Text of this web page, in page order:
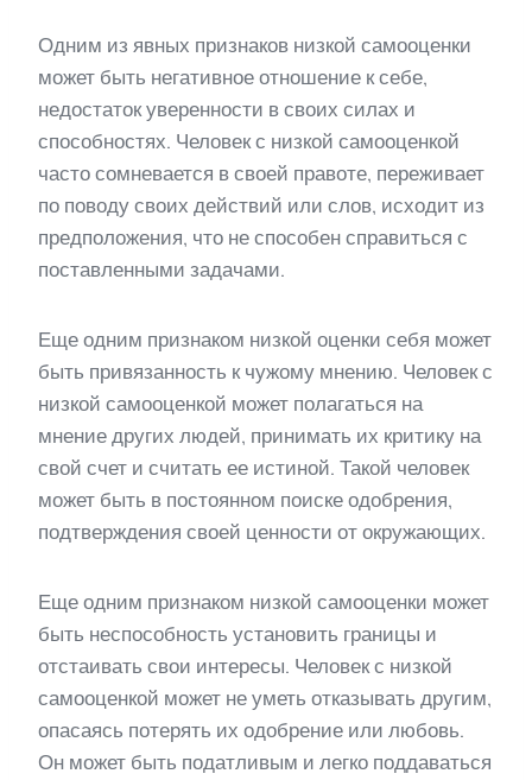
Одним из явных признаков низкой самооценки
может быть негативное отношение к себе,
недостаток уверенности в своих силах и
способностях. Человек с низкой самооценкой
часто сомневается в своей правоте, переживает
по поводу своих действий или слов, исходит из
предположения, что не способен справиться с
поставленными задачами.
Еще одним признаком низкой оценки себя может
быть привязанность к чужому мнению. Человек с
низкой самооценкой может полагаться на
мнение других людей, принимать их критику на
свой счет и считать ее истиной. Такой человек
может быть в постоянном поиске одобрения,
подтверждения своей ценности от окружающих.
Еще одним признаком низкой самооценки может
быть неспособность установить границы и
отстаивать свои интересы. Человек с низкой
самооценкой может не уметь отказывать другим,
опасаясь потерять их одобрение или любовь.
Он может быть податливым и легко поддаваться